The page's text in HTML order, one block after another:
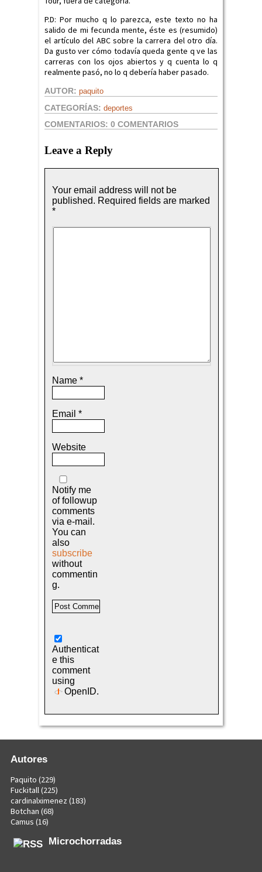
P.D: Por mucho q lo parezca, este texto no ha
salido de mi fecunda mente, éste es (resumido)
el artículo del ABC sobre la carrera del otro día.
Da gusto ver cómo todavía queda gente q ve las
carreras con los ojos abiertos y q cuenta lo q
realmente pasó, no lo q debería haber pasado.
AUTOR: paquito
CATEGORÍAS: deportes
COMENTARIOS:0 COMENTARIOS
Leave a Reply
Your email address will not be
published. Required fields are marked
*
Name *
Email *
Website
Notify me
of followup
comments
via e-mail.
You can
also
subscribe
without
commentin
g.
Authenticat
e this
comment
using
OpenID.
Autores
Paquito (229)
Fuckitall(225)
cardinalximenez (183)
Botchan (68)
Camus (16)
Microchorradas